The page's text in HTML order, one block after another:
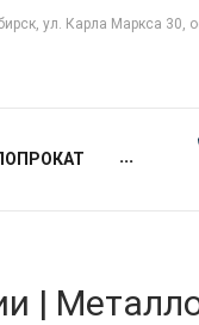
ул. Карла Маркса 30,
...
|